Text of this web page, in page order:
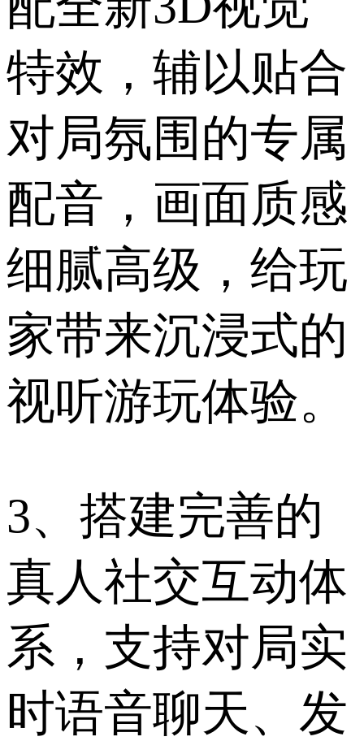
特效，辅以贴合
对局氛围的专属
配音，画面质感
细腻高级，给玩
家带来沉浸式的
视听游玩体验。
3、搭建完善的
真人社交互动体
系，支持对局实
时语音聊天、发